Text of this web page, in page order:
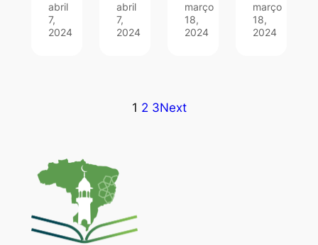
abril
7,
2024
abril
7,
2024
março
18,
2024
março
18,
2024
1 2 3Next